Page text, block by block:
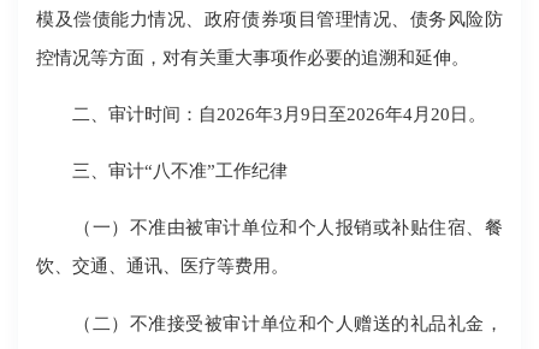
模及偿债能力情况、政府债券项目管理情况、债务风险防
控情况等方面，对有关重大事项作必要的追溯和延伸。
二、审计时间：自2026年3月9日至2026年4月20日。
三、审计“八不准”工作纪律
（一）不准由被审计单位和个人报销或补贴住宿、餐
饮、交通、通讯、医疗等费用。
（二）不准接受被审计单位和个人赠送的礼品礼金，